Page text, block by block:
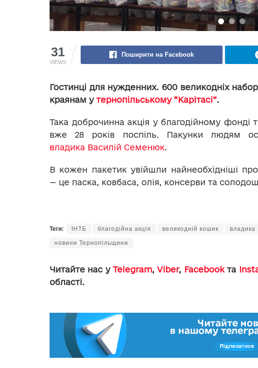
31
VIEWS
Поширити на Facebook
Гостинці для нужденних. 600 великодніх
краянам у тернопільському “Карітасі”.
Така доброчинна акція у благодійному фонді
вже 28 років поспіль. Пакунки людям
владика Василій Семенюк.
В кожен пакетик увійшли найнеобхідніші
— це паска, ковбаса, олія, консерви та
Теги: ІНТБ благодійна акція великодній кошик владика
новини Тернопільщини
Читайте нас уTelegram,Viber, Facebookта
області.